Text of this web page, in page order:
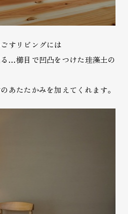
すリビングには
…櫛目で凹凸をつけた珪藻土の
あたたかみを加えてくれます。